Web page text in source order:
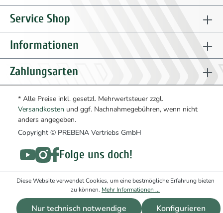
24 ET65901801 Zylinderkopf 2
25 ET65901901 Zylinderkopfdichtung 2
26 ET65902001 Ventilplatte Set 2
27 ET99309902 Schraube 8
28 ET65902101 Zylinderdichtung 2
zum
29 ET65902201 Winkel
30 ET65902301 Verbindungsstück
ET65902401 Kühler Set
zum
zum
Service Shop
Informationen
Zahlungsarten
* Alle Preise inkl. gesetzl. Mehrwertsteuer zzgl.
Versandkosten und ggf. Nachnahmegebühren, wenn nicht
anders angegeben.
Copyright © PREBENA Vertriebs GmbH
Folge uns doch!
Diese Website verwendet Cookies, um eine bestmögliche Erfahrung bieten
zu können. Mehr Informationen ...
Nur technisch notwendige Konfigurieren